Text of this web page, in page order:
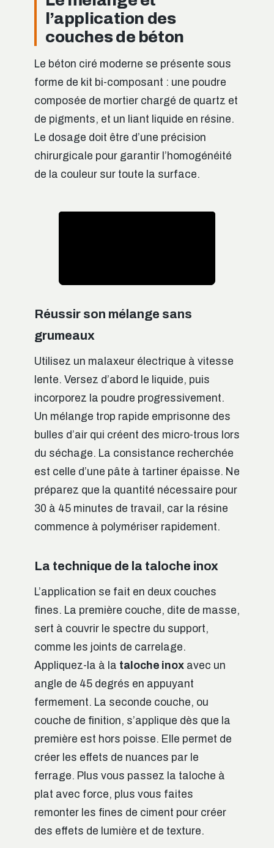
l’application des
couches de béton
Le béton ciré moderne se présente sous
forme de kit bi-composant : une poudre
composée de mortier chargé de quartz et
de pigments, et un liant liquide en résine.
Le dosage doit être d’une précision
chirurgicale pour garantir l’homogénéité
de la couleur sur toute la surface.
Réussir son mélange sans
grumeaux
Utilisez un malaxeur électrique à vitesse
lente. Versez d’abord le liquide, puis
incorporez la poudre progressivement.
Un mélange trop rapide emprisonne des
bulles d’air qui créent des micro-trous lors
du séchage. La consistance recherchée
est celle d’une pâte à tartiner épaisse. Ne
préparez que la quantité nécessaire pour
30 à 45 minutes de travail, car la résine
commence à polymériser rapidement.
La technique de la taloche inox
L’application se fait en deux couches
fines. La première couche, dite de masse,
sert à couvrir le spectre du support,
comme les joints de carrelage.
Appliquez-la à la taloche inox avec un
angle de 45 degrés en appuyant
fermement. La seconde couche, ou
couche de finition, s’applique dès que la
première est hors poisse. Elle permet de
créer les effets de nuances par le
ferrage. Plus vous passez la taloche à
plat avec force, plus vous faites
remonter les fines de ciment pour créer
des effets de lumière et de texture.